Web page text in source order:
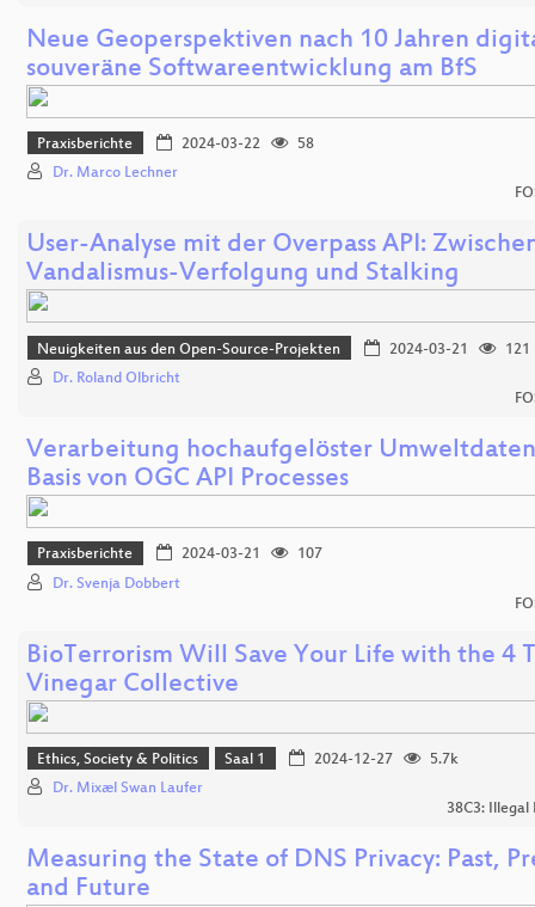
Neue Geoperspektiven nach 10 Jahren
souveräne Softwareentwicklung am BfS
Praxisberichte 2024-03-22
58
Dr. Marco Lechner
User-Analyse mit der Overpass API:
Vandalismus-Verfolgung und Stalking
Neuigkeiten aus den Open-Source-Projekten 2024-03-21
121
Dr. Roland Olbricht
Verarbeitung hochaufgelöster
Basis von OGC API Processes
Praxisberichte 2024-03-21
107
Dr. Svenja Dobbert
BioTerrorism Will Save Your Life with the 4
Vinegar Collective
Ethics, Society & Politics Saal 1 2024-12-27
5.7k
Dr. Mixæl Swan Laufer
38C3: Illegal
Measuring the State of DNS Privacy: Past,
and Future